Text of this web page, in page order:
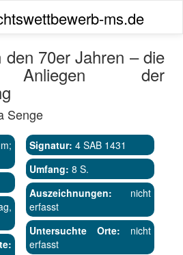
ms.de
den 70er Jahren – die
Anliegen der
Senge
Signatur: 4 SAB 1431
Umfang: 8 S.
Auszeichnungen: nicht
erfasst
Untersuchte Orte: nicht
erfasst